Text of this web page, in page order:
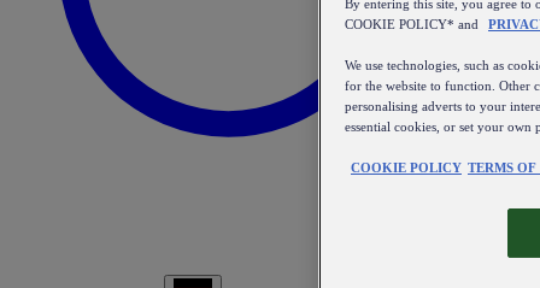
By entering this site, you agree to
COOKIE POLICY* and
We use technologies, such as
for the website to function. Other
personalising adverts to your
essential cookies, or set your own
COOKIE POLICY TERMS OF